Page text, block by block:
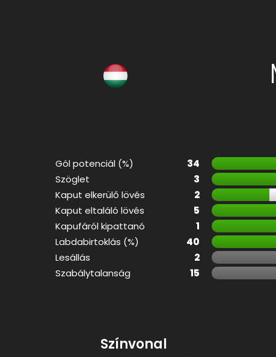
Gól potenciál (%)
34
Szöglet
3
Kaput elkerülő lövés
2
Kaput eltaláló lövés
5
Kapufáról kipattanó
1
Labdabirtoklás (%)
40
2
Lesállás
15
Szabálytalanság
Színvonal